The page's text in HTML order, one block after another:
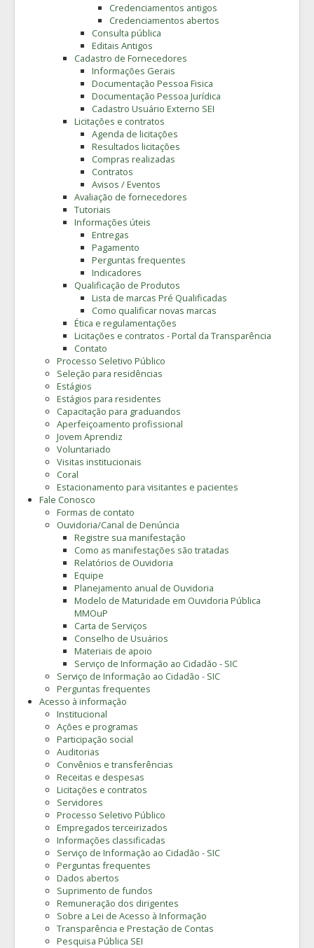
Credenciamentos antigos
Credenciamentos abertos
Consulta pública
Editais Antigos
Cadastro de Fornecedores
Informações Gerais
Documentação Pessoa Fisica
Documentação Pessoa Jurídica
Cadastro Usuário Externo SEI
Licitações e contratos
Agenda de licitações
Resultados licitações
Compras realizadas
Contratos
Avisos / Eventos
Avaliação de fornecedores
Tutoriais
Informações úteis
Entregas
Pagamento
Perguntas frequentes
Indicadores
Qualificação de Produtos
Lista de marcas Pré Qualificadas
Como qualificar novas marcas
Ética e regulamentações
Licitações e contratos - Portal da Transparência
Contato
Processo Seletivo Público
Seleção para residências
Estágios
Estágios para residentes
Capacitação para graduandos
Aperfeiçoamento profissional
Jovem Aprendiz
Voluntariado
Visitas institucionais
Coral
Estacionamento para visitantes e pacientes
Fale Conosco
Formas de contato
Ouvidoria/Canal de Denúncia
Registre sua manifestação
Como as manifestações são tratadas
Relatórios de Ouvidoria
Equipe
Planejamento anual de Ouvidoria
Modelo de Maturidade em Ouvidoria Pública
MMOuP
Carta de Serviços
Conselho de Usuários
Materiais de apoio
Serviço de Informação ao Cidadão - SIC
Serviço de Informação ao Cidadão - SIC
Perguntas frequentes
Acesso à informação
Institucional
Ações e programas
Participação social
Auditorias
Convênios e transferências
Receitas e despesas
Licitações e contratos
Servidores
Processo Seletivo Público
Empregados terceirizados
Informações classificadas
Serviço de Informação ao Cidadão - SIC
Perguntas frequentes
Dados abertos
Suprimento de fundos
Remuneração dos dirigentes
Sobre a Lei de Acesso à Informação
Transparência e Prestação de Contas
Pesquisa Pública SEI